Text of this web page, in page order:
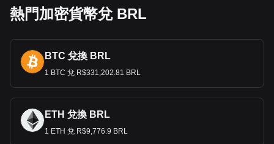
熱門加密貨幣兌 BRL
BTC 兌換 BRL
1 BTC 兌 R$331,202.81 BRL
ETH 兌換 BRL
1 ETH 兌 R$9,776.9 BRL